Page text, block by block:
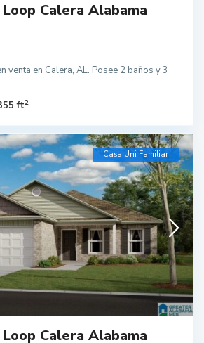
Calera Alabama
venta en Calera, AL. Posee 2 baños y 3
ft2
Casa Uni Familiar
Calera Alabama